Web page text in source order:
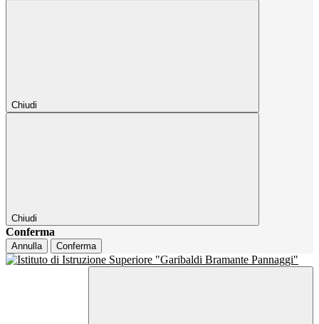
Chiudi
Chiudi
Conferma
Annulla Conferma